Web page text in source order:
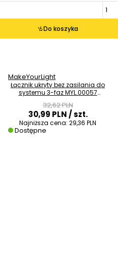
Do koszyka
MakeYourLight
Łącznik ukryty bez zasilania do
systemu 3-faz MYL.00057
32,62 PLN
30,99 PLN/ szt.
Najniższa cena: 29,36 PLN
Dostępne